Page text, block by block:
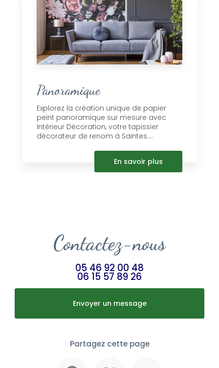
Panoramique
Explorez la création unique de papier
peint panoramique sur mesure avec
Intérieur Décoration, votre tapissier
décorateur de renom à Saintes....
En savoir plus
Contactez-nous
05 46 92 00 48
06 15 57 89 26
Envoyer un message
Partagez cette page